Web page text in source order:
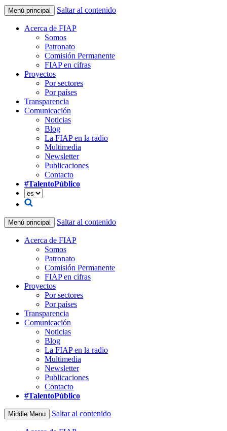
Menú principal Saltar al contenido
Acerca de FIAP
Somos
Patronato
Comisión Permanente
FIAP en cifras
Proyectos
Por sectores
Por países
Transparencia
Comunicación
Noticias
Blog
La FIAP en la radio
Multimedia
Newsletter
Publicaciones
Contacto
#TalentoPúblico
Menú principal Saltar al contenido
Acerca de FIAP
Somos
Patronato
Comisión Permanente
FIAP en cifras
Proyectos
Por sectores
Por países
Transparencia
Comunicación
Noticias
Blog
La FIAP en la radio
Multimedia
Newsletter
Publicaciones
Contacto
#TalentoPúblico
Middle Menu Saltar al contenido